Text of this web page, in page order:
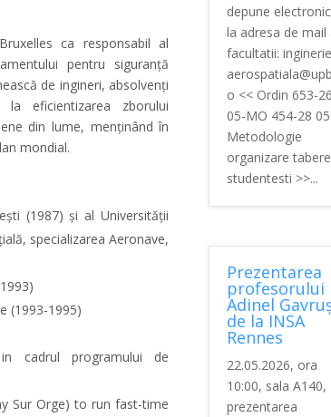
ca responsabil al
pentru siguranță
de ingineri, absolvenți
eficientizarea zborului
din lume, menținând în
mondial.
(1987) și al Universității
specializarea Aeronave,
(1993-1995)
cadrul programului de
Sur Orge) to run fast-time
depune electronic
la adresa de mail
facultatii:
o << Ordin 653-
05-MO 454-28
Metodologie
organizare tabere
studentesti >>...
Prezentarea
profesorului
Adinel
de la INSA
Rennes
22.05.2026, ora
10:00, sala A140,
prezentarea